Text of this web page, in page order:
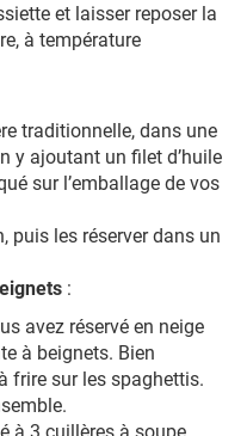
et laisser reposer la
à température
traditionnelle, dans une
y ajoutant un filet d’huile
sur l’emballage de vos
puis les réserver dans un
:
avez réservé en neige
à beignets. Bien
frire sur les spaghettis.